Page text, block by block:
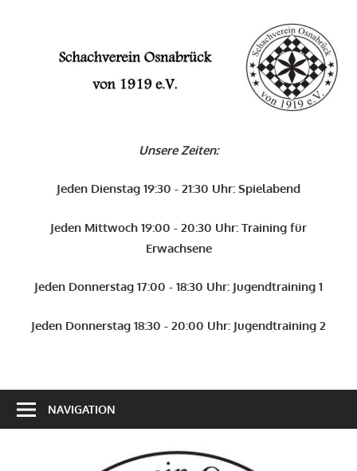
Unsere Zeiten:
Jeden Dienstag 19:30 - 21:30 Uhr: Spielabend
Jeden Mittwoch 19:00 - 20:30 Uhr: Training für
Erwachsene
Jeden Donnerstag 17:00 - 18:30 Uhr: Jugendtraining 1
Jeden Donnerstag 18:30 - 20:00 Uhr: Jugendtraining 2
NAVIGATION